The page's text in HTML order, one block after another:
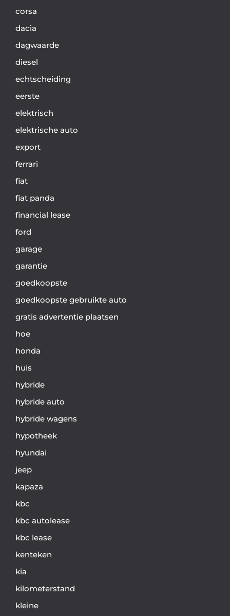
corsa
dacia
dagwaarde
diesel
echtscheiding
eerste
elektrisch
elektrische auto
export
ferrari
fiat
fiat panda
financial lease
ford
garage
garantie
goedkoopste
goedkoopste gebruikte auto
gratis advertentie plaatsen
hoe
honda
huis
hybride
hybride auto
hybride wagens
hypotheek
hyundai
jeep
kapaza
kbc
kbc autolease
kbc lease
kenteken
kia
kilometerstand
kleine